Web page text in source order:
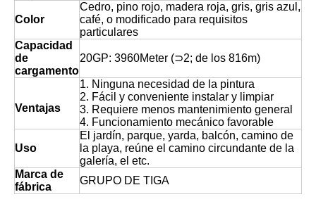
Color
Cedro, pino rojo, madera roja, gris, gris azul,
café, o modificado para requisitos
particulares
Capacidad
de
cargamento
20GP: 3960Meter (⊃2; de los 816m)
Ventajas
1. Ninguna necesidad de la pintura
2. Fácil y conveniente instalar y limpiar
3. Requiere menos mantenimiento general
4. Funcionamiento mecánico favorable
Uso
El jardín, parque, yarda, balcón, camino de
la playa, reúne el camino circundante de la
galería, el etc.
Marca de
fábrica
GRUPO DE TIGA